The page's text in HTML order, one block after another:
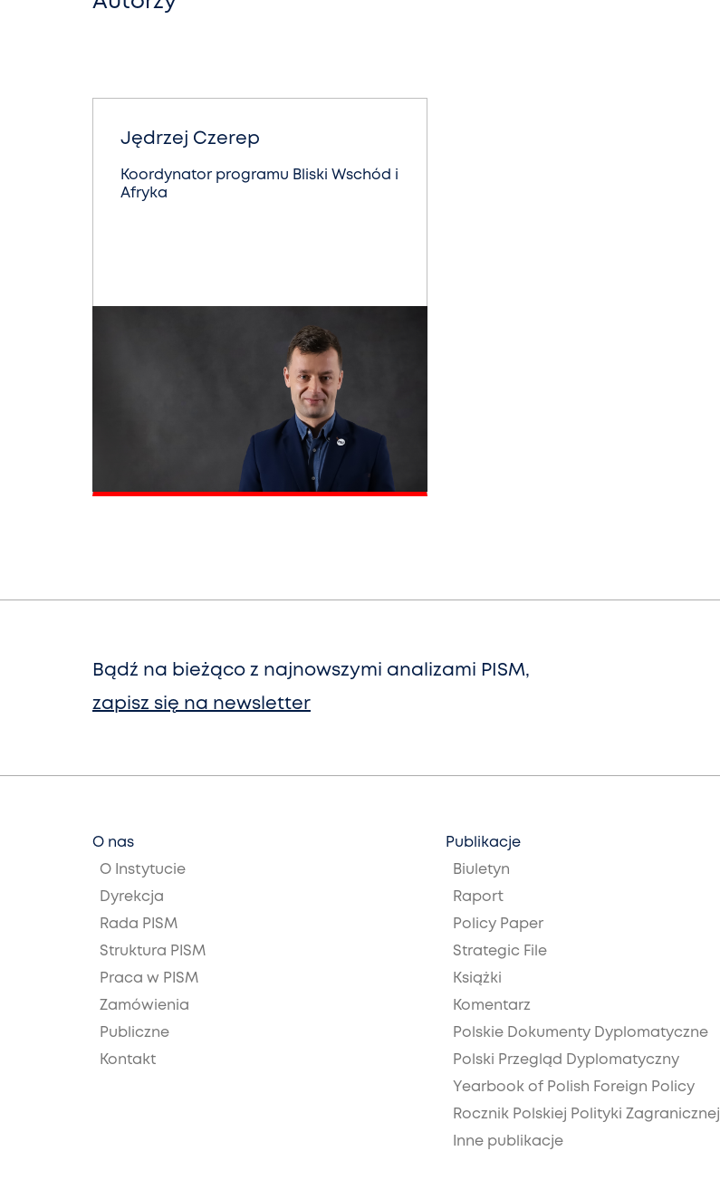
Jędrzej Czerep
Koordynator programu Bliski Wschód i
Afryka
Bądź na bieżąco z najnowszymi analizami PISM,
zapisz się na newsletter
O nas
O Instytucie
Dyrekcja
Rada PISM
Struktura PISM
Praca w PISM
Zamówienia
Publiczne
Kontakt
Publikacje
Biuletyn
Raport
Policy Paper
Strategic File
Książki
Komentarz
Polskie Dokumenty Dyplomatyczne
Polski Przegląd Dyplomatyczny
Yearbook of Polish Foreign Policy
Rocznik Polskiej Polityki Zagranicznej
Inne publikacje